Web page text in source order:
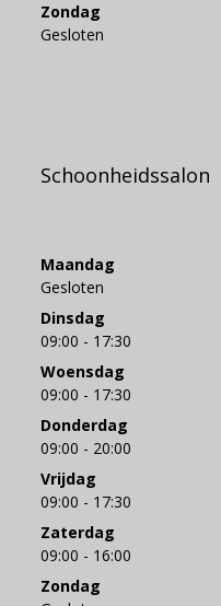
Zondag
Gesloten
Schoonheidssalon
Maandag
Gesloten
Dinsdag
09:00 - 17:30
Woensdag
09:00 - 17:30
Donderdag
09:00 - 20:00
Vrijdag
09:00 - 17:30
Zaterdag
09:00 - 16:00
Zondag